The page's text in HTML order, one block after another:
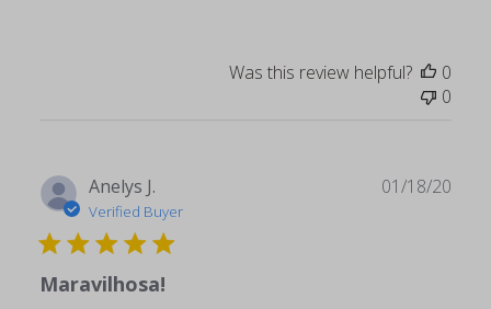
Was this review helpful?
0
0
Anelys J.
Verified Buyer
Maravilhosa!
01/18/20